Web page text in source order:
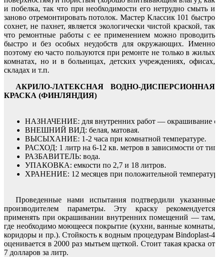
и побелка, так что при необходимости его нетрудно смыть и
заново отремонтировать потолок. Мастер Классик 101 быстро
сохнет, не пахнет, является экологически чистой краской, так
что ремонтные работы с ее применением можно проводить
быстро и без особых неудобств для окружающих. Именно
поэтому ею часто пользуются при ремонте не только в жилых
комнатах, но и в больницах, детских учреждениях, офисах,
складах и т.п.
АКРИЛО-ЛАТЕКСНАЯ ВОДНО-ДИСПЕРСИОННАЯ
КРАСКА (ФИНЛЯНДИЯ)
НАЗНАЧЕНИЕ: для внутренних работ — окрашивание
ВНЕШНИЙ ВИД: белая, матовая.
ВЫСЫХАНИЕ: 1-2 часа при комнатной температуре.
РАСХОД: 1 литр на 6-12 кв. метров в зависимости от
РАЗБАВИТЕЛЬ: вода.
УПАКОВКА: емкости по 2,7 и 18 литров.
ХРАНЕНИЕ: 12 месяцев при положительной
Проведенные нами испытания подтвердили указанные
производителем параметры. Эту краску рекомендуется
применять при окрашивании внутренних помещений — там,
где необходимо моющееся покрытие (кухни, ванные комнаты,
коридоры и пр.). Стойкость к водным процедурам Bindoplast-4
оценивается в 2000 раз мытьем щеткой. Стоит такая краска от
7 долларов за литр.